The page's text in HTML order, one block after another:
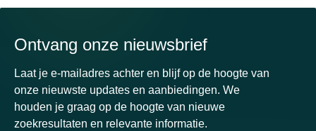
Ontvang onze nieuwsbrief
Laat je e-mailadres achter en blijf op de hoogte van
onze nieuwste updates en aanbiedingen. We
houden je graag op de hoogte van nieuwe
zoekresultaten en relevante informatie.